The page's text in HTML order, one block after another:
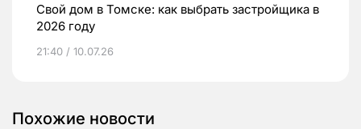
Свой дом в Томске: как выбрать застройщика в
2026 году
21:40 / 10.07.26
Похожие новости